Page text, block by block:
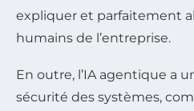
expliquer et parfaitement
humains de l’entreprise.
En outre, l’IA agentique a
sécurité des systèmes,